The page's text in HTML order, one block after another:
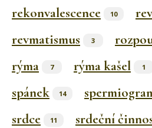
rekonvalescence 10
revmatismus 3
rýma 7 rýma kašel 1
spánek 14
srdce 11 srdeční